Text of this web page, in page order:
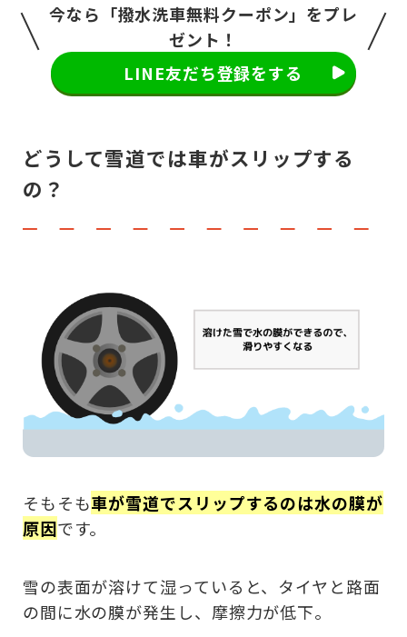
今なら「撥水洗車無料クーポン」をプレ
ゼント！
LINE友だち登録をする
どうして雪道では車がスリップする
の？
そもそも車が雪道でスリップするのは水の膜が
原因です。
雪の表面が溶けて湿っていると、タイヤと路面
の間に水の膜が発生し、摩擦力が低下。